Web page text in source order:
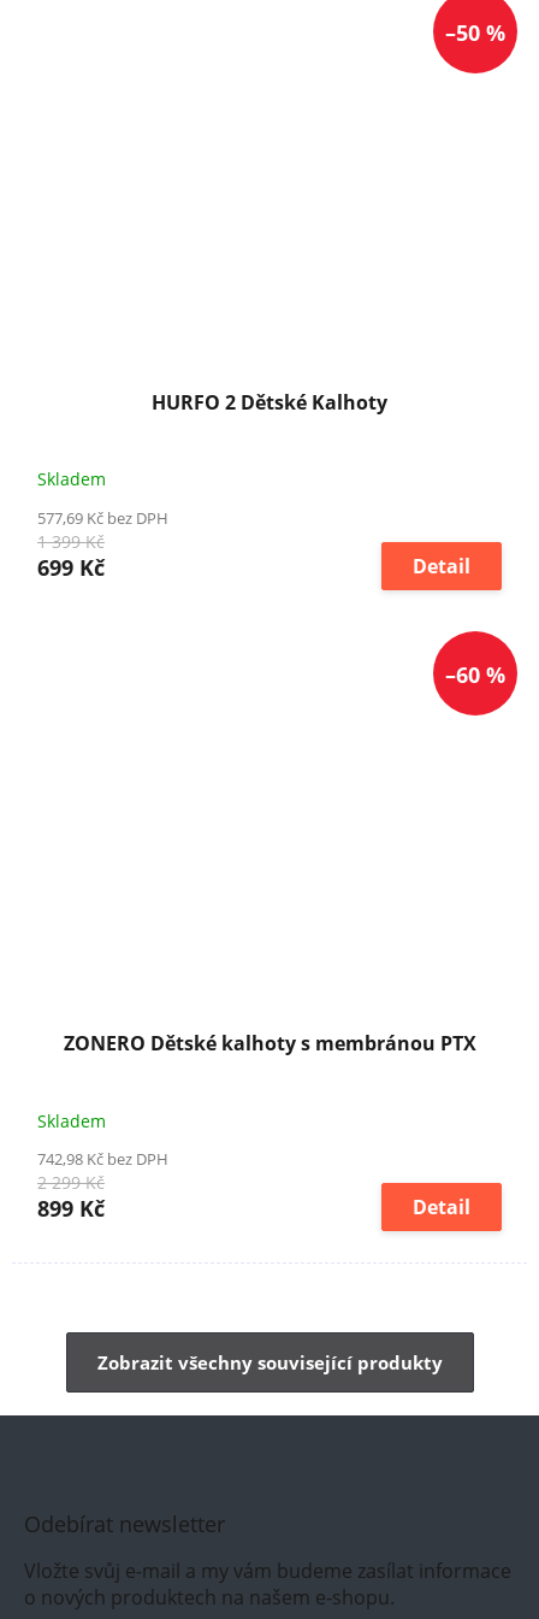
–50 %
HURFO 2 Dětské Kalhoty
Skladem
577,69 Kč bez DPH
1 399 Kč
699 Kč Detail
–60 %
ZONERO Dětské kalhoty s membránou PTX
Skladem
742,98 Kč bez DPH
2 299 Kč
899 Kč Detail
Zobrazit všechny související produkty
Odebírat newsletter
Vložte svůj e-mail a my vám budeme zasílat informace
o nových produktech na našem e-shopu.